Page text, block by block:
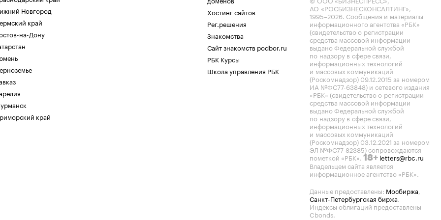
Новгород
край
на-Дону
край
Хостинг сайтов
Рег.решения
Знакомства
Сайт знакомств podbor.ru
РБК Курсы
Школа управления РБК
АО «РОСБИЗНЕСКОНСАЛТИНГ»,
1995–2026. Сообщения и материалы
информационного агентства «РБК»
(свидетельство о регистрации
средства массовой информации
выдано Федеральной службой
по надзору в сфере связи,
информационных технологий
и массовых коммуникаций
(Роскомнадзор) 09.12.2015 за номером
ИА №ФС77-63848) и сетевого издания
«РБК» (свидетельство о регистрации
средства массовой информации
выдано Федеральной службой
по надзору в сфере связи,
информационных технологий
и массовых коммуникаций
(Роскомнадзор) 03.12.2021 за номером
ЭЛ №ФС77-82385) сопровождаются
пометкой «РБК». 18+ letters@rbc.ru
Владельцем сайта является
информационное агентство «РБК».
Данные предоставлены: Мосбиржа,
Санкт-Петербургская биржа.
Индексы облигаций предоставлены
Cbonds.